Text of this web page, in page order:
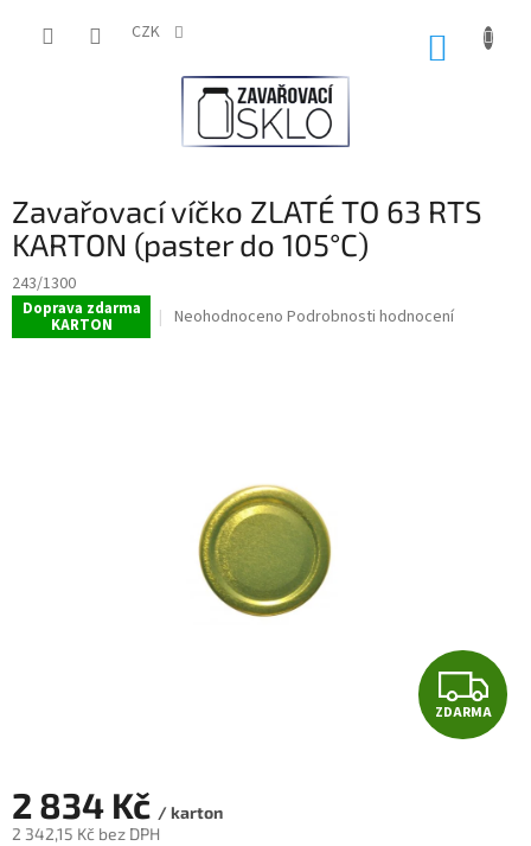
CZK
Zavařovací víčko ZLATÉ TO 63 RTS
KARTON (paster do 105°C)
243/1300
Doprava zdarma
KARTON
Průměrné
Neohodnoceno Podrobnosti hodnocení
Z
D
ZDARMA
2 834 Kč / karton
2 342,15 Kč bez DPH